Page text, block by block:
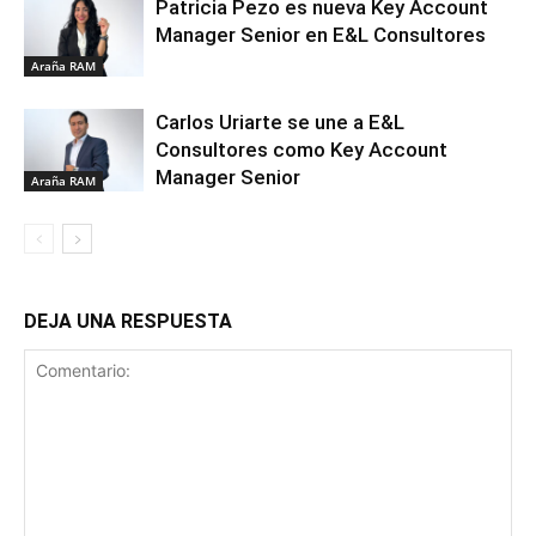
Araña RAM
Patricia Pezo es nueva Key Account
Manager Senior en E&L Consultores
Araña RAM
Carlos Uriarte se une a E&L
Consultores como Key Account
Manager Senior
DEJA UNA RESPUESTA